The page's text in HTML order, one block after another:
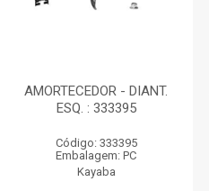
AMORTECEDOR - DIANT.
ESQ. : 333395
Código: 333395
Embalagem: PC
Kayaba